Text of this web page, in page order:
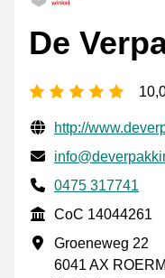
De
Verifisert
Website URL
http://
E-post
Phone number
0475 317741
CoC
CoC 14044261
Forretningsadresse
Groeneweg 22
6041 AX